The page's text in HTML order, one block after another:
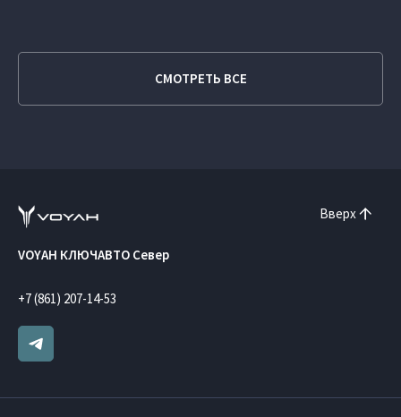
СМОТРЕТЬ ВСЕ
Вверх
VOYAH КЛЮЧАВТО Север
+7 (861) 207-14-53